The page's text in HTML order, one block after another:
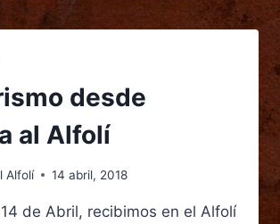
desde
al Alfolí
Alfolí 14 abril, 2018
de Abril, recibimos en el Alfolí